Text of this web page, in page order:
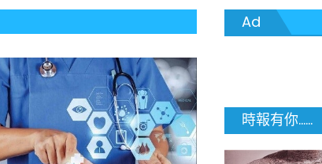
Ad
時報有你......